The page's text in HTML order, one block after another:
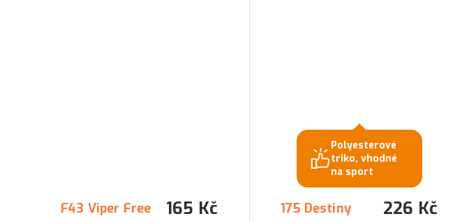
F43 Viper Free 165 Kč
Polyesterové
triko, vhodné
na sport
175 Destiny 226 Kč